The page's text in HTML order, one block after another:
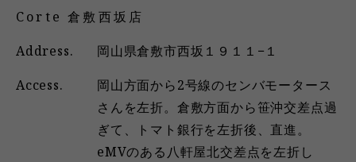
Corte 倉敷西坂店
Address.
岡山県倉敷市西坂１９１１−１
Access.
岡山方面から2号線のセンバモータース
さんを左折。倉敷方面から笹沖交差点過
ぎて、トマト銀行を左折後、直進。
eMVのある八軒屋北交差点を左折し